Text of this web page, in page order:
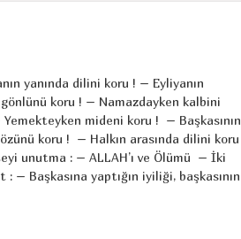
yanında dilini koru ! – Eyliyanın
gönlünü koru ! – Namazdayken kalbini
mideni koru ! – Başkasının
koru ! – Halkın arasında dilini koru
unutma : – ALLAH’ı ve Ölümü – İki
: – Başkasına yaptığın iyiliği, başkasının